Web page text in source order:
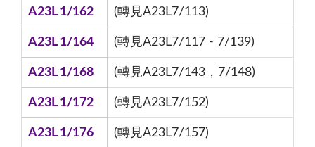
A23L 1/162 (轉見A23L7/113)
A23L 1/164 (轉見A23L7/117 - 7/139)
A23L 1/168 (轉見A23L7/143，7/148)
A23L 1/172 (轉見A23L7/152)
A23L 1/176 (轉見A23L7/157)